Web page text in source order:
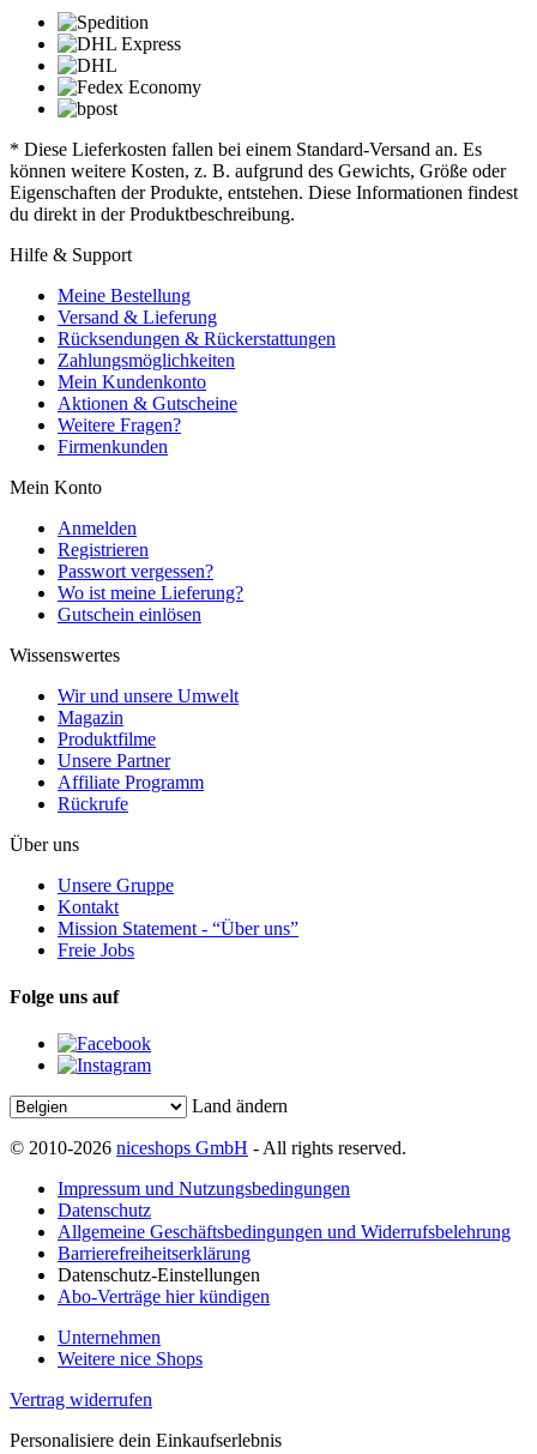
* Diese Lieferkosten fallen bei einem Standard-Versand an. Es
können weitere Kosten, z. B. aufgrund des Gewichts, Größe oder
Eigenschaften der Produkte, entstehen. Diese Informationen findest
du direkt in der Produktbeschreibung.
Hilfe & Support
Meine Bestellung
Versand & Lieferung
Rücksendungen & Rückerstattungen
Zahlungsmöglichkeiten
Mein Kundenkonto
Aktionen & Gutscheine
Weitere Fragen?
Firmenkunden
Mein Konto
Anmelden
Registrieren
Passwort vergessen?
Wo ist meine Lieferung?
Gutschein einlösen
Wissenswertes
Wir und unsere Umwelt
Magazin
Produktfilme
Unsere Partner
Affiliate Programm
Rückrufe
Über uns
Unsere Gruppe
Kontakt
Mission Statement - “Über uns”
Freie Jobs
Folge uns auf
Land ändern
© 2010-2026 niceshops GmbH - All rights reserved.
Impressum und Nutzungsbedingungen
Datenschutz
Allgemeine Geschäftsbedingungen und Widerrufsbelehrung
Barrierefreiheitserklärung
Datenschutz-Einstellungen
Abo-Verträge hier kündigen
Unternehmen
Weitere nice Shops
Vertrag widerrufen
Personalisiere dein Einkaufserlebnis